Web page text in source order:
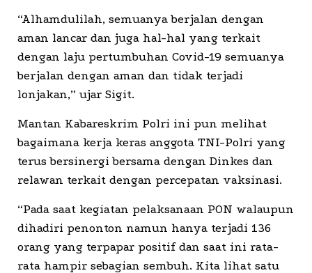
“Alhamdulilah, semuanya berjalan dengan
aman lancar dan juga hal-hal yang terkait
dengan laju pertumbuhan Covid-19 semuanya
berjalan dengan aman dan tidak terjadi
lonjakan,” ujar Sigit.
Mantan Kabareskrim Polri ini pun melihat
bagaimana kerja keras anggota TNI-Polri yang
terus bersinergi bersama dengan Dinkes dan
relawan terkait dengan percepatan vaksinasi.
“Pada saat kegiatan pelaksanaan PON walaupun
dihadiri penonton namun hanya terjadi 136
orang yang terpapar positif dan saat ini rata-
rata hampir sebagian sembuh. Kita lihat satu